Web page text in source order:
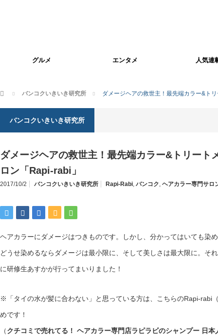
グルメ エンタメ 人気連
ホーム バンコクいきいき研究所 ダメージヘアの救世主！最先端カラー&ト
バンコクいきいき研究所
ダメージヘアの救世主！最先端カラー&トリート
ロン「Rapi-rabi」
2017/10/2 バンコクいきいき研究所 Rapi-Rabi, バンコク, ヘアカラー専門サロ
ヘアカラーにダメージはつきものです。しかし、分かってはいても染
どうせ染めるならダメージは最小限に、そして美しさは最大限に。そ
に研修生あすかが行ってまいりました！
※「タイの水が髪に合わない」と思っている方は、こちらのRapi-rabi
めです！
（クチコミで売れてる！ ヘアカラー専門店ラピラビのシャンプー 日